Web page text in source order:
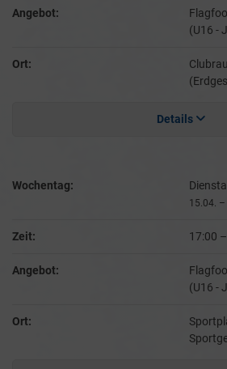
Angebot:
(U16 -
Ort:
Details
Wochentag:
15.04.
Zeit: 17:00 –
Angebot:
(U16 -
Ort: